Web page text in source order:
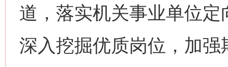
道，落实机关事业单位
深入挖掘优质岗位，加